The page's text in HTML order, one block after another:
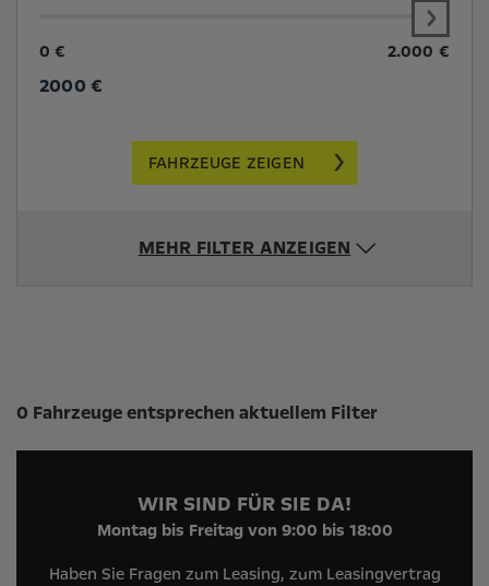
0 € 2.000 €
2000 €
FAHRZEUGE ZEIGEN
MEHR FILTER ANZEIGEN
Suchergebnisse
0 Fahrzeuge entsprechen aktuellem Filter
WIR SIND FÜR SIE DA!
Montag bis Freitag von 9:00 bis 18:00
Haben Sie Fragen zum Leasing, zum Leasingvertrag